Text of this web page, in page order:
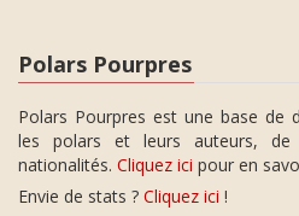
Polars Pourpres
Polars Pourpres est une base de
les polars et leurs auteurs,
nationalités. Cliquez ici pour en
Envie de stats ? Cliquez ici !